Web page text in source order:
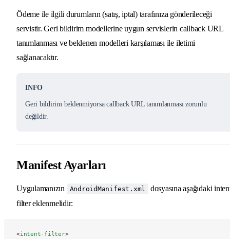
Ödeme ile ilgili durumların (satış, iptal) tarafınıza gönderileceği
servistir. Geri bildirim modellerine uygun servislerin callback URL
tanımlanması ve beklenen modelleri karşılaması ile iletimi
sağlanacaktır.
INFO
Geri bildirim beklenmiyorsa callback URL tanımlanması zorunlu
değildir.
Manifest Ayarları
Uygulamanızın AndroidManifest.xml
dosyasına aşağıdaki
filter eklenmelidir:
<intent-filter>